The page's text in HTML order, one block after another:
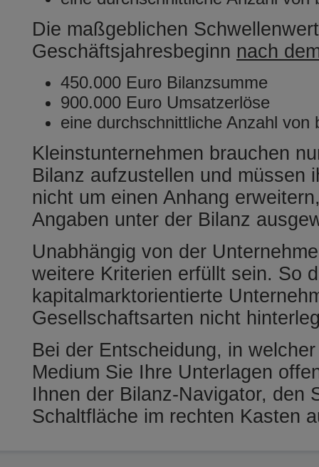
Die maßgeblichen
Geschäftsjahresbeginn nach
450.000 Euro Bilanzsumme
900.000 Euro Umsatzerlöse
eine durchschnittliche Anzahl von
Kleinstunternehmen brauchen
Bilanz aufzustellen und müssen
nicht um einen Anhang
Angaben unter der Bilanz
Unabhängig von der
weitere Kriterien erfüllt sein. So
kapitalmarktorientierte
Gesellschaftsarten nicht
Bei der Entscheidung, in
Medium Sie Ihre Unterlagen
Ihnen der Bilanz-Navigator, den
Schaltfläche im rechten Kasten